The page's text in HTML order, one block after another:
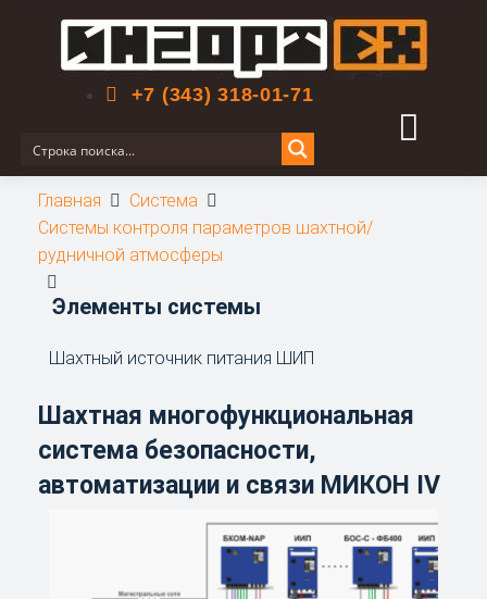
+7 (343) 318-01-71
Главная
Система
Системы контроля параметров шахтной/
рудничной атмосферы
Элементы системы
Шахтный источник питания ШИП
Шахтная многофункциональная
система безопасности,
автоматизации и связи МИКОН IV
Поиск по сайту